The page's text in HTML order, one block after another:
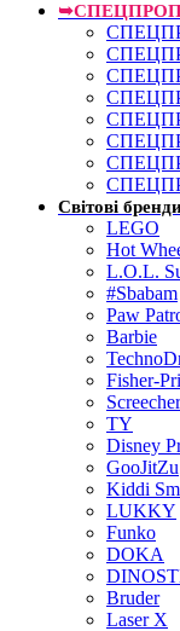
Світові
LEGO
Hot
L.O.L.
#Sbabam
Paw
Barbie
Fisher-
TY
Disney
GooJitZu
Kiddi
LUKKY
Funko
DOKA
Bruder
Laser X